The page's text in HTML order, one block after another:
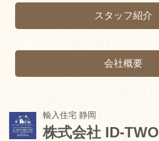
スタッフ紹介
会社概要
輸入住宅 静岡
株式会社 ID-TWO